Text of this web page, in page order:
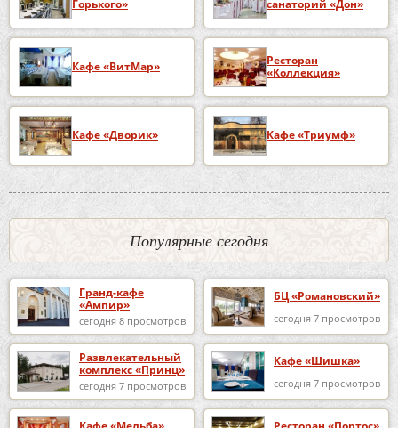
Горького»
санаторий «Дон»
Кафе «ВитМар»
Ресторан
«Коллекция»
Кафе «Дворик» Кафе «Триумф»
Популярные сегодня
Гранд-кафе
«Ампир»
сегодня 8 просмотров
БЦ «Романовский»
сегодня 7 просмотров
Развлекательный
комплекс «Принц»
сегодня 7 просмотров
Кафе «Шишка»
сегодня 7 просмотров